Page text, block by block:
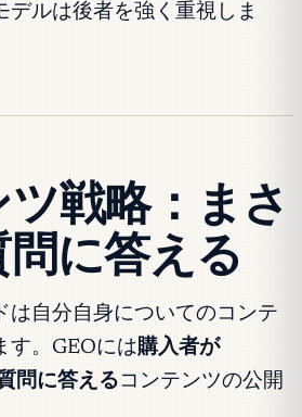
デルは後者を強く重視しま
戦略：まさ
に答える
は自分自身についてのコンテ
す。GEOには購入者が
問に答える コンテンツの公開